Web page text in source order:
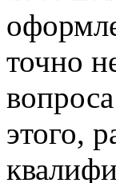
точно
этого,